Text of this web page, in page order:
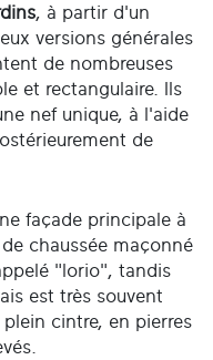
, à partir d'un
versions générales
de nombreuses
et rectangulaire. Ils
nef unique, à l'aide
de
façade principale à
chaussée maçonné
"lorio", tandis
est très souvent
cintre, en pierres